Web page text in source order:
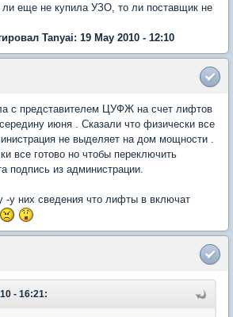
еще не купила УЗО, то ли поставщик не
Tanyai: 19 May 2010 - 12:10
с представителем ЦУФЖ на счет лифтов
середину июня . Сказали что физически все
не выделяет на дом мощности .
все готово но чтобы переключить
подпись из администрации.
-у них сведения что лифты в включат
- 16:21: